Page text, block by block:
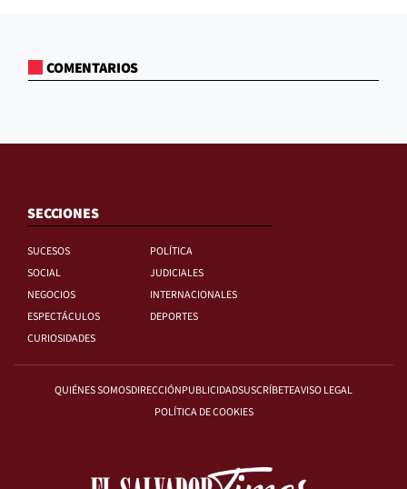
COMENTARIOS
SECCIONES
SUCESOS
POLÍTICA
SOCIAL
JUDICIALES
NEGOCIOS
INTERNACIONALES
ESPECTÁCULOS
DEPORTES
CURIOSIDADES
QUIÉNES SOMOSDIRECCIÓNPUBLICIDADSUSCRÍBETEAVISO LEGAL
POLÍTICA DE COOKIES